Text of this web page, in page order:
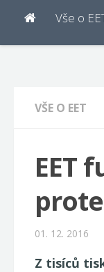
Vše o
VŠE O EET
EET
01. 12. 2016
Z tisíců